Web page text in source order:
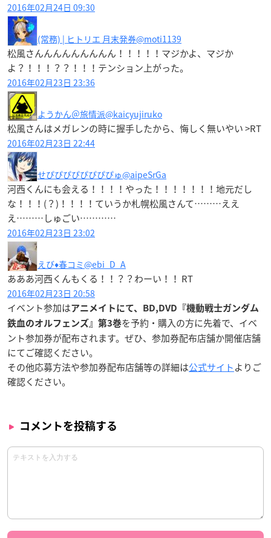
2016年02月24日 09:30
(常務) | ヒトリエ 月末発券@moti1139
松風さんんんんんんんんん！！！！！マジかよ、マジか
よ？！！！？？！！！テンション上がった。
2016年02月23日 23:36
ようかん＠旅情派@kaicyujiruko
松風さんはメガレンの時に握手したから、悔しく無いやい >RT
2016年02月23日 22:44
せぴぴぴぴぴぴぴぴゅ@aipeSrGa
河西くんにも会える！！！！やった！！！！！！！地元だし
な！！！(？)！！！！ていうか札幌松風さんて………ええ
え………しゅごい…………
2016年02月23日 23:02
えび♦️春コミ@ebi_D_A
あああ河西くんもくる！！？？わーい！！ RT
2016年02月23日 20:58
イベント参加はアニメイトにて、BD,DVD『機動戦士ガンダム
鉄血のオルフェンズ』第3巻を予約・購入の方に先着で、イベ
ント参加券が配布されます。ぜひ、参加券配布店舗か開催店舗
にてご確認ください。
その他応募方法や参加券配布店舗等の詳細は公式サイトよりご
確認ください。
コメントを投稿する